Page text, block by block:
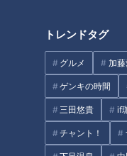
トレンドタグ
グルメ 加藤
ゲンキの時間
三田悠貴 if
チャント！
番組紹介
チャント！
チャント知っ得
身近な生活情報から芸能
海3県にとことん寄り添